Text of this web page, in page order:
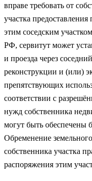
вправе требовать от
участка
этим соседским
РФ, сервитут может
и проезда через
реконструкции и (или)
препятствующих
соответствии с
нужд собственника
могут быть обеспечены
Обременение
собственника участка
распоряжения этим